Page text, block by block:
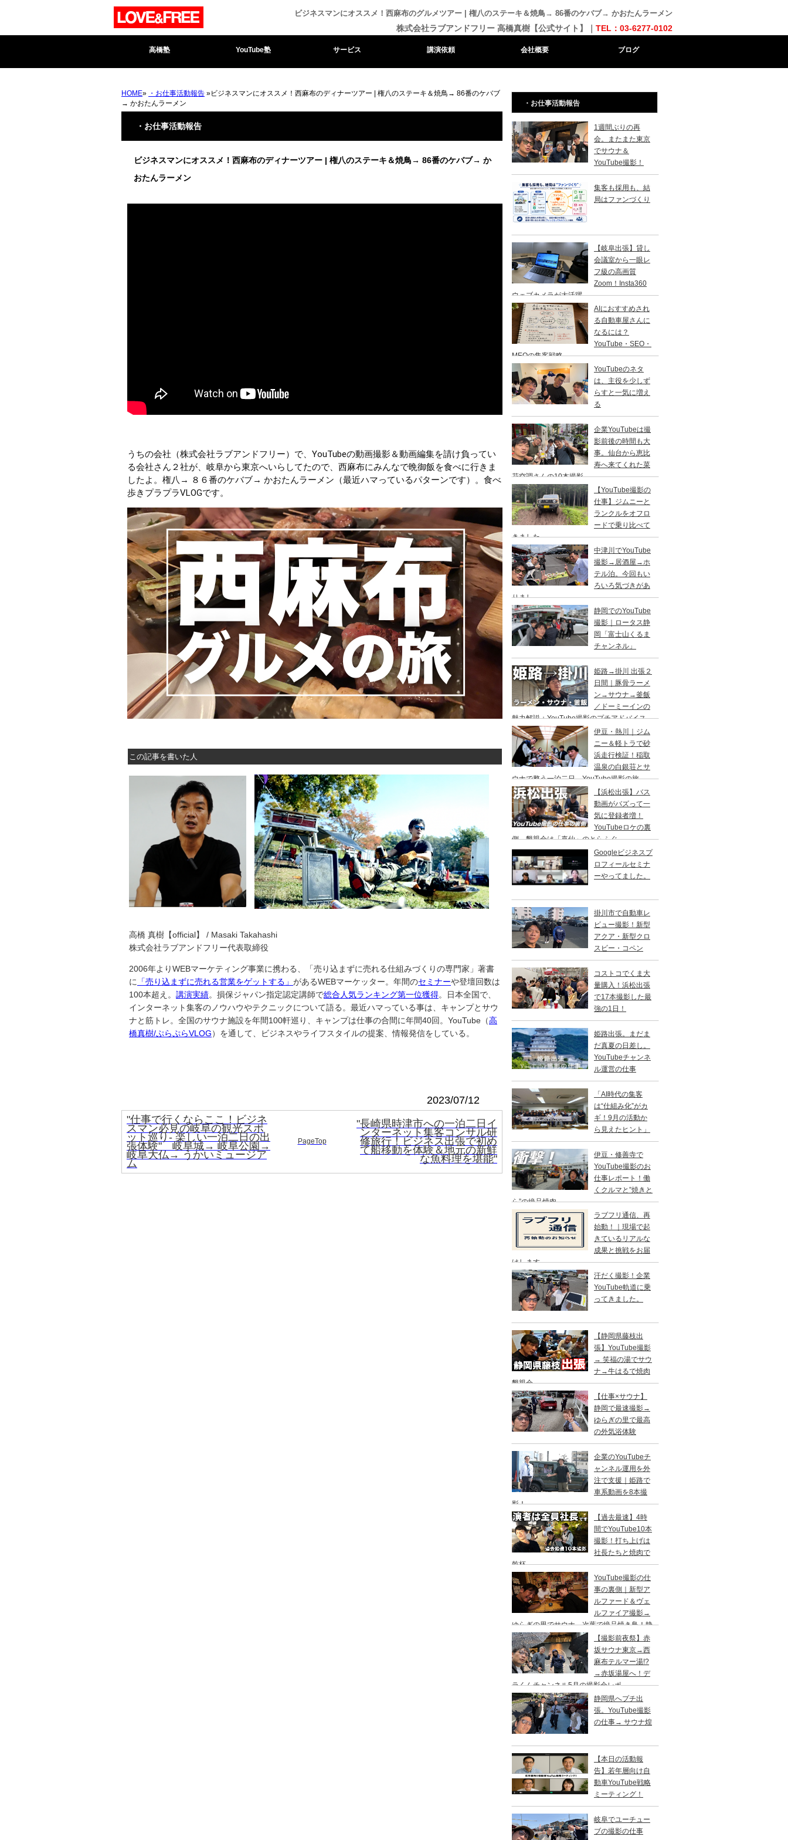
ビジネスマンにオススメ！西麻布のグルメツアー | 権八のステーキ＆焼鳥→ 86番のケバブ→ かおたんラーメン
株式会社ラブアンドフリー 高橋真樹【公式サイト】｜ TEL：03-6277-0102
高橋塾 YouTube塾 サービス 講演依頼 会社概要 ブログ
HOME» ・お仕事活動報告 »ビジネスマンにオススメ！西麻布のディナーツアー | 権八のステーキ＆焼鳥→ 86番のケバブ
→ かおたんラーメン
・お仕事活動報告
ビジネスマンにオススメ！西麻布のディナーツアー | 権八のステーキ＆焼鳥→ 86番のケバブ→ か
おたんラーメン
うちの会社（株式会社ラブアンドフリー）で、YouTubeの動画撮影＆動画編集を請け負ってい
る会社さん２社が、岐阜から東京へいらしてたので、西麻布にみんなで晩御飯を食べに行きま
したよ。権八→ ８６番のケバブ→ かおたんラーメン（最近ハマっているパターンです）。食べ
歩きプラプラVLOGです。
この記事を書いた人
高橋 真樹【official】 / Masaki Takahashi
株式会社ラブアンドフリー代表取締役
2006年よりWEBマーケティング事業に携わる、「売り込まずに売れる仕組みづくりの専門家」著書
に
「売り込まずに売れる営業をゲットする」 があるWEBマーケッター。年間のセミナーや登壇回数は
100本超え。 講演実績。損保ジャパン指定認定講師で総合人気ランキング第一位獲得。日本全国で、
インターネット集客のノウハウやテクニックについて語る。最近ハマっている事は、キャンプとサウ
ナと筋トレ。全国のサウナ施設を年間100軒巡り、キャンプは仕事の合間に年間40回。YouTube（高
橋真樹/ぷらぷらVLOG）を通して、ビジネスやライフスタイルの提案、情報発信をしている。
2023/07/12
"仕事で行くならここ！ビジネ
スマン必見の岐阜の観光スポ
ット巡り- 楽しい一泊二日の出
張体験" 岐阜城→ 岐阜公園→
岐阜大仏→ うかいミュージア
ム
PageTop
"長崎県時津市への一泊二日イ
ンターネット集客コンサル研
修旅行！ビジネス出張で初め
て船移動を体験＆地元の新鮮
な魚料理を堪能"
・お仕事活動報告
1週間ぶりの再
会。またまた東京
でサウナ＆
YouTube撮影！
集客も採用も、結
局はファンづくり
【岐阜出張】貸し
会議室から一眼レ
フ級の高画質
Zoom！Insta360
ウェブカメラが大活躍
AIにおすすめされ
る自動車屋さんに
なるには？
YouTube・SEO・
MEOの集客戦略
YouTubeのネタ
は、主役を少しず
らすと一気に増え
る
企業YouTubeは撮
影前後の時間も大
事。仙台から恵比
寿へ来てくれた菜
花空調さんの10本撮影
【YouTube撮影の
仕事】ジムニーと
ランクルをオフロ
ードで乗り比べて
きました
中津川でYouTube
撮影→居酒屋→ホ
テル泊。今回もい
ろいろ気づきがあ
りまし
静岡でのYouTube
撮影｜ロータス静
岡「富士山くるま
チャンネル」
姫路→掛川 出張２
日間｜豚骨ラーメ
ン→サウナ→釜飯
／ドーミーインの
魅力解説＋YouTube撮影のプチアドバイス
あり
伊豆・熱川｜ジム
ニー＆軽トラで砂
浜走行検証！稲取
温泉の白銀荘とサ
ウナで整う一泊二日、YouTube撮影の旅
【浜松出張】バス
動画がバズって一
気に登録者増！
YouTubeロケの裏
側、懇親会は「喜仙」のとらふぐ
Googleビジネスプ
ロフィールセミナ
ーやってました。
掛川市で自動車レ
ビュー撮影！新型
アクア・新型クロ
スビー・コペン
コストコでくま大
量購入！浜松出張
で17本撮影した最
強の1日！
姫路出張。まだま
だ真夏の日差し。
YouTubeチャンネ
ル運営の仕事
「AI時代の集客
は“仕組み化”がカ
ギ！9月の活動か
ら見えたヒント」
伊豆・修善寺で
YouTube撮影のお
仕事レポート！働
くクルマと”焼きと
ら”の絶品焼肉
ラブフリ通信、再
始動！｜現場で起
きているリアルな
成果と挑戦をお届
けします
汗だく撮影！企業
YouTube軌道に乗
ってきました。
【静岡県藤枝出
張】YouTube撮影
→ 笑福の湯でサウ
ナ→牛はるで焼肉
懇親会
【仕事×サウナ】
静岡で最速撮影→
ゆらぎの里で最高
の外気浴体験
企業のYouTubeチ
ャンネル運用を外
注で支援｜姫路で
車系動画を8本撮
影！
【過去最速】4時
間でYouTube10本
撮影！打ち上げは
社長たちと焼肉で
乾杯
YouTube撮影の仕
事の裏側｜新型ア
ルファード＆ヴェ
ルファイア撮影→
ゆらぎの里でサウナ→次葉で絶品焼き鳥！静
岡出張
【撮影前夜祭】赤
坂サウナ東京→西
麻布テルマー湯!?
→赤坂湯屋へ！デ
ラくんチャンネル5月の撮影会レポ
静岡県へプチ出
張。YouTube撮影
の仕事→ サウナ煌
【本日の活動報
告】若年層向け自
動車YouTube戦略
ミーティング！
岐阜でユーチュー
ブの撮影の仕事